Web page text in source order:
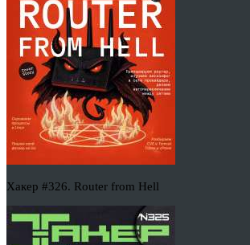
Хакер #326. Router from Hell